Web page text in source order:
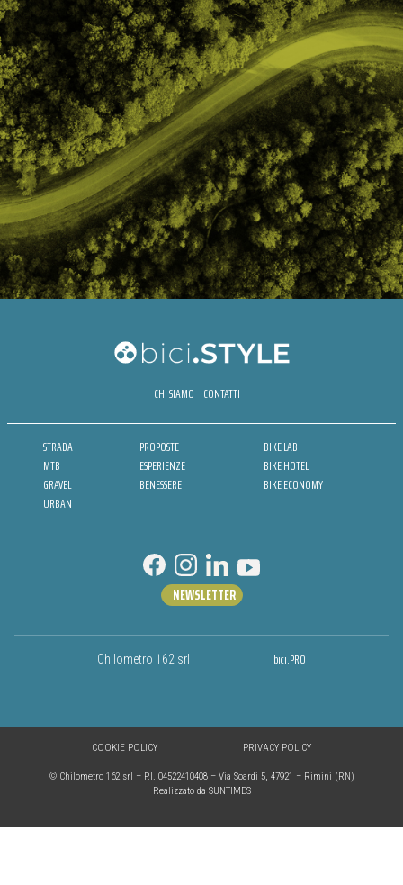
CHI SIAMO CONTATTI
STRADA
MTB
GRAVEL
URBAN
PROPOSTE
ESPERIENZE
BENESSERE
BIKE LAB
BIKE HOTEL
BIKE ECONOMY
Chilometro 162 srl bici.PRO
NEWSLETTER
© Chilometro 162 srl – P.I. 04522410408 – Via Soardi 5, 47921 – Rimini (RN)
Realizzato da SUNTIMES
COOKIE POLICY PRIVACY POLICY